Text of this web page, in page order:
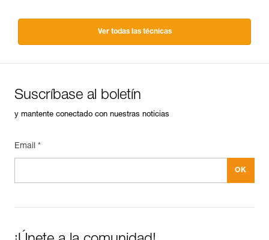
Ver todas las técnicas
Suscríbase al boletín
y mantente conectado con nuestras noticias
Email *